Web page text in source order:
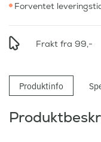
Forventet
Frakt fra 99,-
Produktinfo